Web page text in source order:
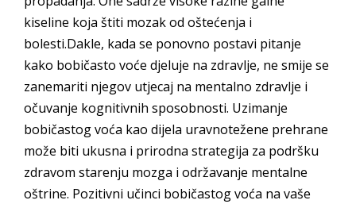
kiseline koja štiti mozak od oštećenja i
bolesti.Dakle, kada se ponovno postavi pitanje
kako bobičasto voće djeluje na zdravlje, ne smije se
zanemariti njegov utjecaj na mentalno zdravlje i
očuvanje kognitivnih sposobnosti. Uzimanje
bobičastog voća kao dijela uravnotežene prehrane
može biti ukusna i prirodna strategija za podršku
zdravom starenju mozga i održavanje mentalne
oštrine. Pozitivni učinci bobičastog voća na vaše